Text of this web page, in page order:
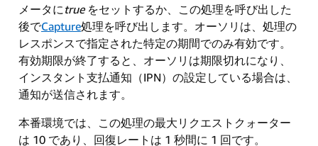
メータに trueをセットするか、この処理を呼び出した
後でCapture処理を呼び出します。オーソリは、処理の
レスポンスで指定された特定の期間でのみ有効です。
有効期限が終了すると、オーソリは期限切れになり、
インスタント支払通知（IPN）の設定している場合は、
通知が送信されます。
本番環境では、この処理の最大リクエストクォーター
は 10 であり、回復レートは 1 秒間に 1 回です。